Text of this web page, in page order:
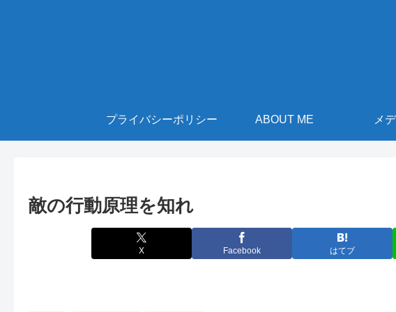
プライバシーポリシー ABOUT ME メ
敵の行動原理を知れ
X Facebook はてブ